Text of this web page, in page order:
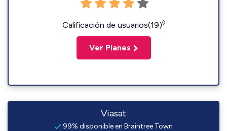
Calificación de usuarios(19)◊
Ver Planes
Viasat
99% disponible en Braintree Town